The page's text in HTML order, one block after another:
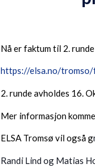
Nå er faktum til 2.
https://elsa.no/
2. runde avholdes 16.
Mer informasjon
ELSA Tromsø vil også g
Randi Lind og Matias